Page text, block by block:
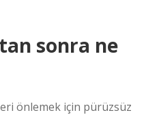
sonra ne
önlemek için pürüzsüz